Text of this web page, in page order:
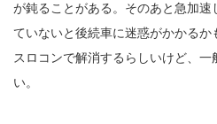
が鈍ることがある。そのあと急加速
ていないと後続車に迷惑がかかるか
スロコンで解消するらしいけど、
い。